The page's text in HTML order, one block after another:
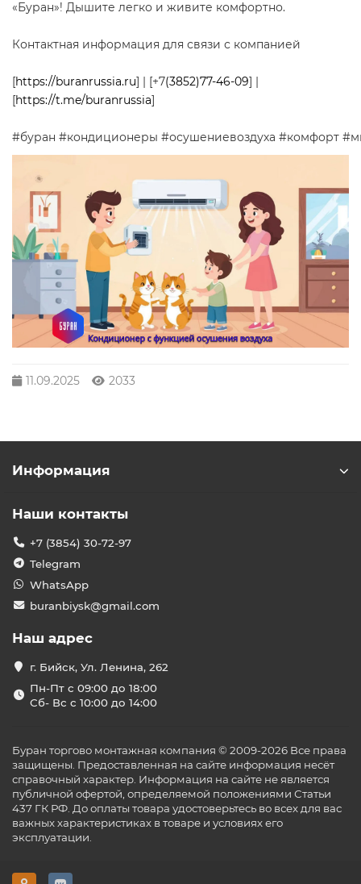
«Буран»! Дышите легко и живите комфортно.
Контактная информация для связи с компанией
[https://buranrussia.ru] | [+7(3852)77-46-09] |
[https://t.me/buranrussia]
#буран #кондиционеры #осушениевоздуха #комфорт
11.09.2025 2033
Информация
Наши контакты
+7 (3854) 30-72-97
Telegram
WhatsApp
buranbiysk@gmail.com
Наш адрес
г. Бийск, Ул. Ленина, 262
Пн-Пт с 09:00 до 18:00
Сб- Вс с 10:00 до 14:00
Буран торгово монтажная компания © 2009-2026 Все права
защищены. Предоставленная на сайте информация несёт
справочный характер. Информация на сайте не является
публичной офертой, определяемой положениями Статьи
437 ГК РФ. До оплаты товара удостоверьтесь во всех для вас
важных характеристиках в товаре и условиях его
эксплуатации.